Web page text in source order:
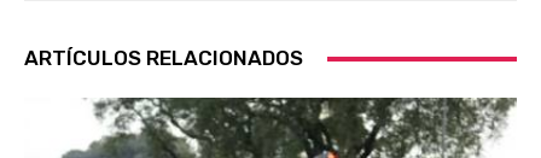
ARTÍCULOS RELACIONADOS